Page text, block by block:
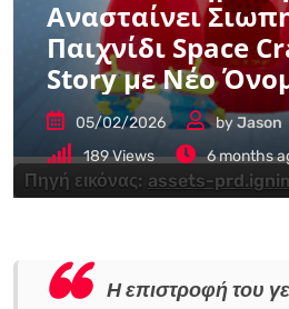
Πηγή εικόνας: assets-
Ανασταίνει
Παιχνίδι Space
Story με Νέο
05/02/2026 byJason
189Views 6 months
Η επιστροφή του